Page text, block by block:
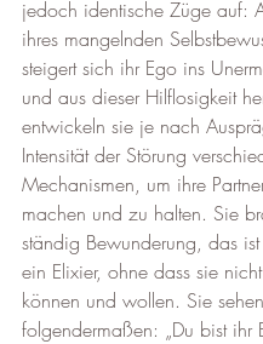
jedoch identische Züge auf:
ihres mangelnden
steigert sich ihr Ego ins
und aus dieser Hilflosigkeit
entwickeln sie je nach
Intensität der Störung
Mechanismen, um ihre
machen und zu halten. Sie
ständig Bewunderung, das
ein Elixier, ohne dass sie
können und wollen. Sie
folgendermaßen: „Du bist ihr